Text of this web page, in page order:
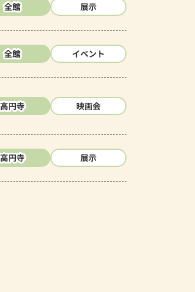
全館 展示
全館 イベント
高円寺 映画会
高円寺 展示